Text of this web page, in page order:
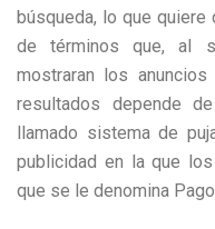
búsqueda, lo que
de términos que, al
mostraran los
resultados depende
llamado sistema de
publicidad en la que
que se le denomina